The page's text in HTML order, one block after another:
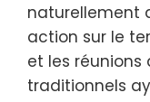
naturellement
action sur le
et les réunions
traditionnels